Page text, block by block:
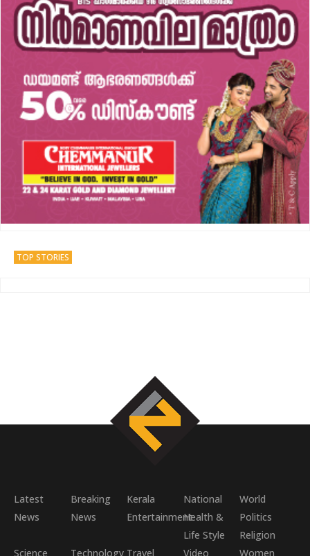
TOP STORIES
Latest
News
Breaking
News
Kerala National
World
EntertainmentHealth &
Life Style
Politics
Religion
Science
Technology Travel Video Women